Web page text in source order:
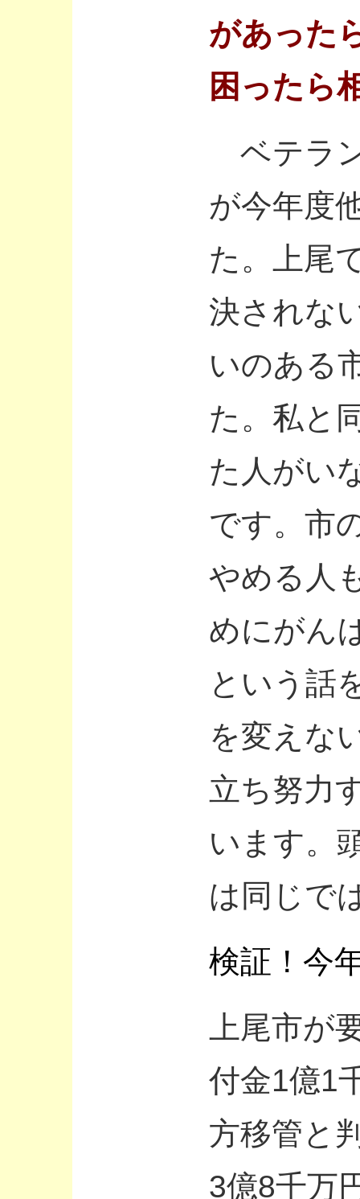
があった
困ったら
ベテラ
が今年度
た。上尾
決されな
いのある
た。私と
た人がい
です。市
やめる人
めにがん
という話
を変えな
立ち努力
います。
は同じで
検証！今
上尾市が
付金1億1
方移管と
3億8千万